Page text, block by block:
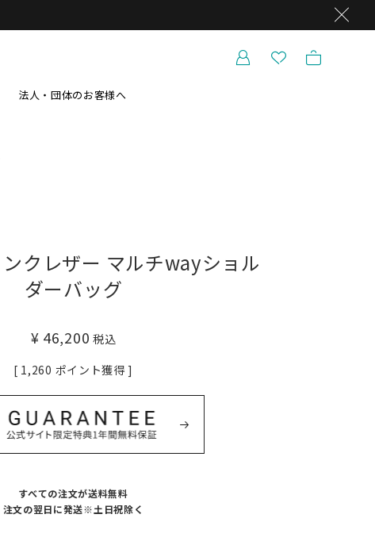
法人・団体のお客様へ
クレザー マルチwayショル
ダーバッグ
¥ 46,200 税込
[ 1,260 ポイント獲得 ]
すべての注文が送料無料
注文の翌日に発送※土日祝除く